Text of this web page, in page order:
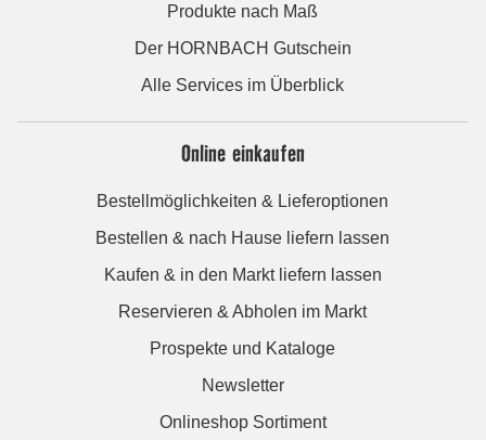
Produkte nach Maß
Der HORNBACH Gutschein
Alle Services im Überblick
Online einkaufen
Bestellmöglichkeiten & Lieferoptionen
Bestellen & nach Hause liefern lassen
Kaufen & in den Markt liefern lassen
Reservieren & Abholen im Markt
Prospekte und Kataloge
Newsletter
Onlineshop Sortiment